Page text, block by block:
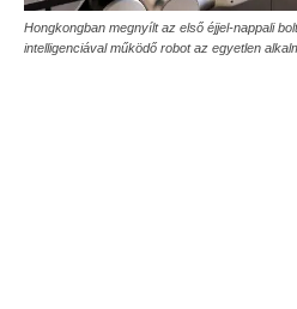
Hongkongban megnyílt az első éjjel-nappali
intelligenciával működő robot az egyetlen